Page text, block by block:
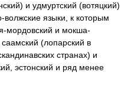
и удмуртский (вотяцкий)
языки, к которым
мордовский и мокша-
(лопарский в
странах) и
эстонский и ряд менее